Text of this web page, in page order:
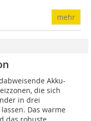
mehr
Akku-
die sich
in drei
Das warme